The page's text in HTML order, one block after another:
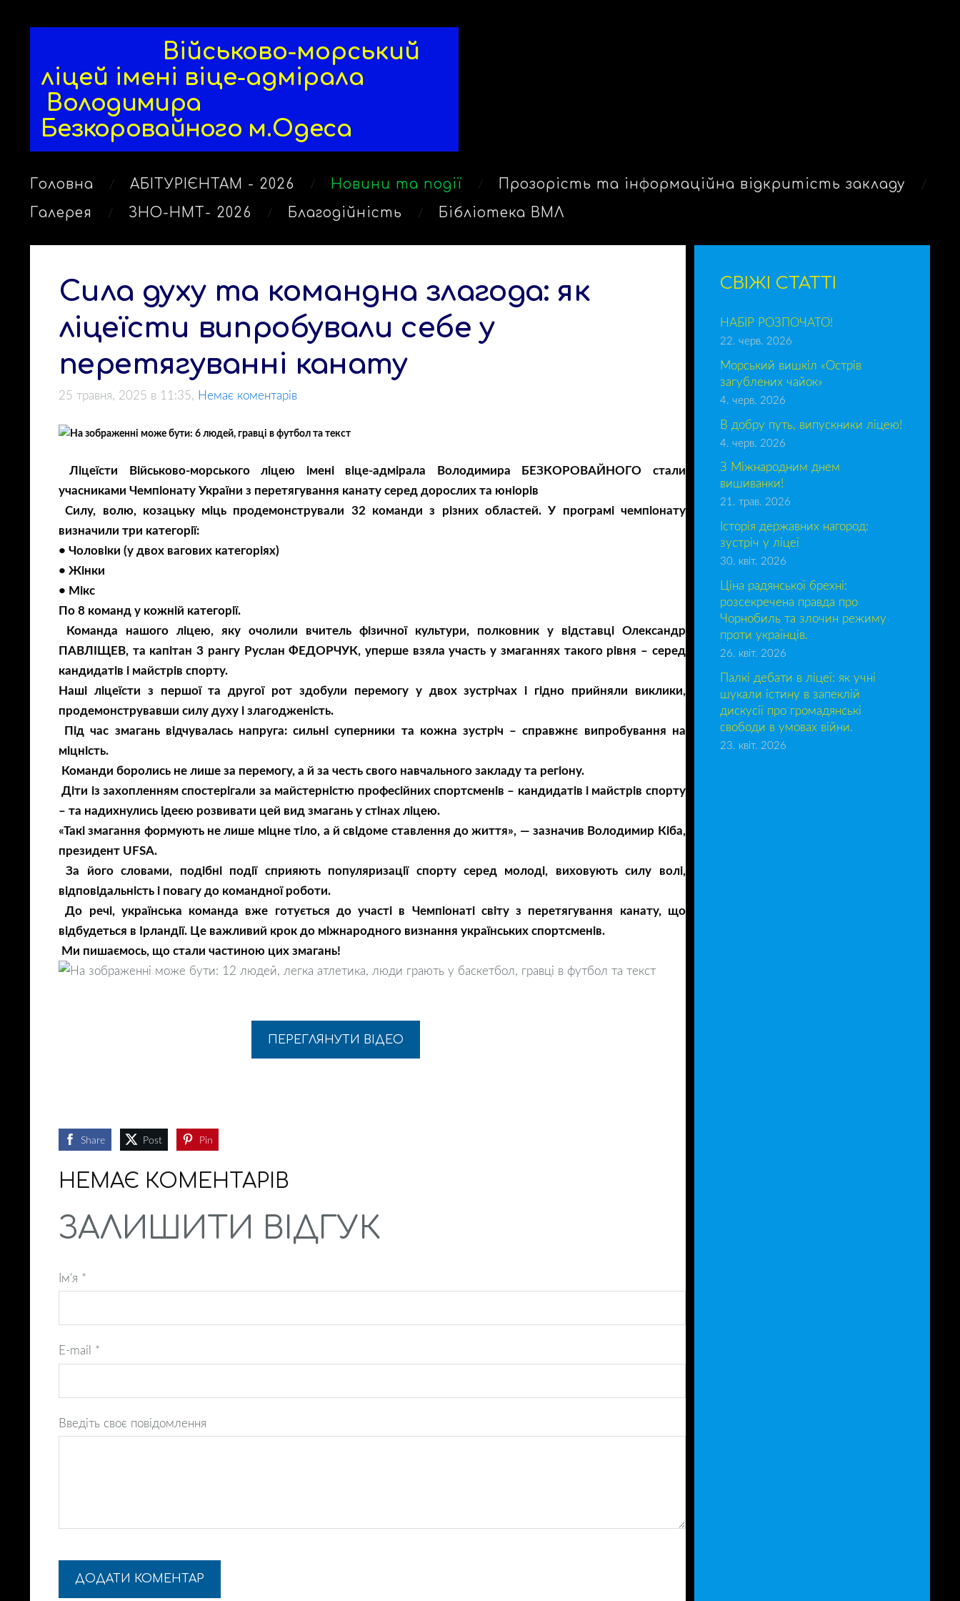
Військово-морський
ліцей імені віце-адмірала
Володимира
Безкоровайного м.Одеса
Головна АБІТУРІЄНТАМ - 2026 Новини та події
Прозорість та інформаційна відкритість закладу
Галерея
ЗНО-НМТ- 2026 Благодійність Бібліотека ВМЛ
СВІЖІ СТАТТІ
НАБІР РОЗПОЧАТО!
22. черв. 2026
Морський вишкіл «Острів
загублених чайок»
4. черв. 2026
В добру путь, випускники ліцею!
4. черв. 2026
З Міжнародним днем
вишиванки!
21. трав. 2026
Історія державних нагород:
зустріч у ліцеї
30. квіт. 2026
Ціна радянської брехні:
розсекречена правда про
Чорнобиль та злочин режиму
проти українців.
26. квіт. 2026
Палкі дебати в ліцеї: як учні
шукали істину в запеклій
дискусії про громадянські
свободи в умовах війни.
23. квіт. 2026
Сила духу та командна злагода: як
ліцеїсти випробували себе у
перетягуванні канату
25 травня, 2025 в 11:35, Немає коментарів
Ліцеїсти Військово-морського ліцею імені віце-адмірала Володимира БЕЗКОРОВАЙНОГО стали
учасниками Чемпіонату України з перетягування канату серед дорослих та юніорів
Силу, волю, козацьку міць продемонстрували 32 команди з різних областей. У програмі чемпіонату
визначили три категорії:
• Чоловіки (у двох вагових категоріях)
• Жінки
• Мікс
По 8 команд у кожній категорії.
Команда нашого ліцею, яку очолили вчитель фізичної культури, полковник у відставці Олександр
ПАВЛІЩЕВ, та капітан 3 рангу Руслан ФЕДОРЧУК, уперше взяла участь у змаганнях такого рівня – серед
кандидатів і майстрів спорту.
Наші ліцеїсти з першої та другої рот здобули перемогу у двох зустрічах і гідно прийняли виклики,
продемонструвавши силу духу і злагодженість.
Під час змагань відчувалась напруга: сильні суперники та кожна зустріч – справжнє випробування на
міцність.
Команди боролись не лише за перемогу, а й за честь свого навчального закладу та регіону.
Діти із захопленням спостерігали за майстерністю професійних спортсменів – кандидатів і майстрів спорту
– та надихнулись ідеєю розвивати цей вид змагань у стінах ліцею.
«Такі змагання формують не лише міцне тіло, а й свідоме ставлення до життя», — зазначив Володимир Кіба,
президент UFSA.
За його словами, подібні події сприяють популяризації спорту серед молоді, виховують силу волі,
відповідальність і повагу до командної роботи.
До речі, українська команда вже готується до участі в Чемпіонаті світу з перетягування канату, що
відбудеться в Ірландії. Це важливий крок до міжнародного визнання українських спортсменів.
Ми пишаємось, що стали частиною цих змагань!
ПЕРЕГЛЯНУТИ ВІДЕО
Share Post Pin
НЕМАЄ КОМЕНТАРІВ
ЗАЛИШИТИ ВІДГУК
Ім'я *
E-mail *
Введіть своє повідомлення